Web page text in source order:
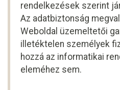
rendelkezések szerint
Az adatbiztonság
Weboldal üzemeltetői
illetéktelen személyek
hozzá az informatikai
eleméhez sem.